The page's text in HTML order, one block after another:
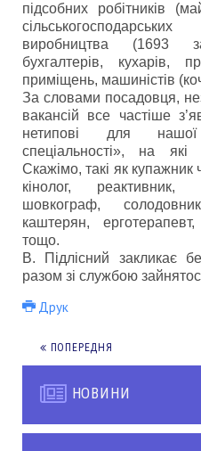
підсобних робітників
виробництва (1693
бухгалтерів, кухарів,
приміщень, машиністів
За словами посадовця,
вакансій все частіше
нетипові для нашої
спеціальності», на
Скажімо, такі як купажник
кінолог, реактивник,
шовкограф,
каштерян,
тощо.
В. Підлісний закликає
разом зі службою
Друк
ПОПЕРЕДНЯ
НОВИНИ